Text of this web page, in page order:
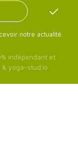
notre actualité.
indépendant et
& yoga-stud.io